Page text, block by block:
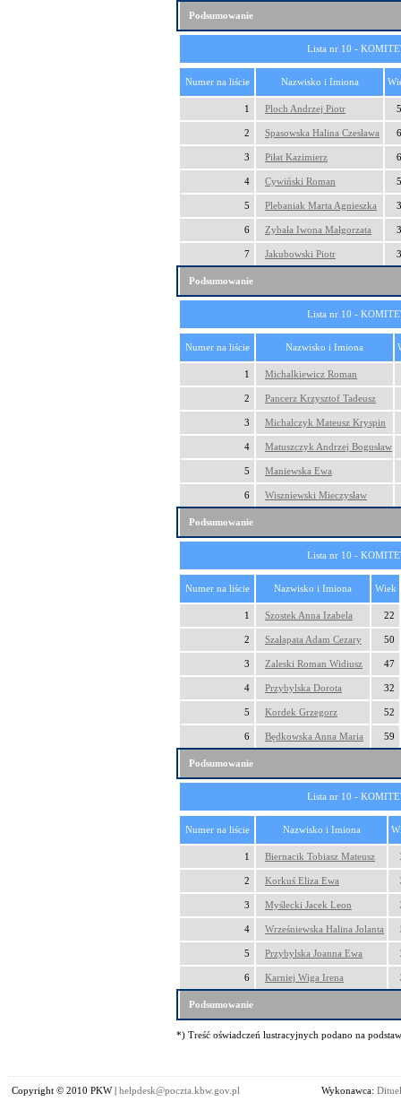
Podsumowanie
Lista nr 10 -
Numer na liście Nazwisko i Imiona
1 Ploch Andrzej Piotr
2 Spasowska Halina Czesława
3 Piłat Kazimierz
4 Cywiński Roman
5 Plebaniak Marta Agnieszka
6 Zybała Iwona Małgorzata
7 Jakubowski Piotr
Podsumowanie
Lista nr 10 -
Numer na liście Nazwisko i Imiona
1 Michalkiewicz Roman
2 Pancerz Krzysztof Tadeusz
3 Michalczyk Mateusz Kryspin
4 Matuszczyk Andrzej Bogusław
5 Maniewska Ewa
6 Wiszniewski Mieczysław
Podsumowanie
Lista nr 10 -
Numer na liście Nazwisko i Imiona Wiek
1 Szostek Anna Izabela 22
2 Szałapata Adam Cezary 50
3 Zaleski Roman Widiusz 47
4 Przybylska Dorota 32
5 Kordek Grzegorz 52
6 Będkowska Anna Maria 59
Podsumowanie
Lista nr 10 -
Numer na liście Nazwisko i Imiona
1 Biernacik Tobiasz Mateusz
2 Korkuś Eliza Ewa
3 Myślecki Jacek Leon
4 Wrześniewska Halina Jolanta
5 Przybylska Joanna Ewa
6 Karniej Wiga Irena
Podsumowanie
*) Treść oświadczeń lustracyjnych podano na
Copyright © 2010 PKW | helpdesk@poczta.kbw.gov.pl Wykonawca: